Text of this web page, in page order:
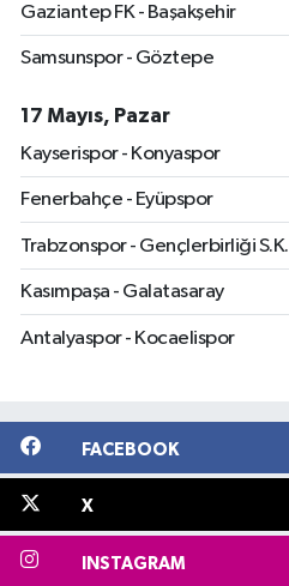
Gaziantep FK - Başakşehir
Samsunspor - Göztepe
17 Mayıs, Pazar
Kayserispor - Konyaspor
Fenerbahçe - Eyüpspor
Trabzonspor - Gençlerbirliği S.K.
Kasımpaşa - Galatasaray
Antalyaspor - Kocaelispor
FACEBOOK
X
INSTAGRAM